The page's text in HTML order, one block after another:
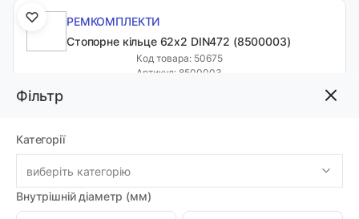
Фільтр
Категорії
виберіть категорію
Внутрішній діаметр (мм)
РЕМКОМПЛЕКТИ
Cтопорне кільце 62x2 DIN472 (8500003)
Код товара: 50675
Артикул: 8500003
З'ЄДНУВАЛЬНІ МУФТИ
Вставка муфти (павук) Lovejoy L Jaw L-